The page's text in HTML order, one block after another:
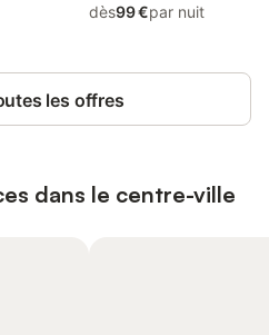
dès99 €par nuit
les offres
dans le centre-ville